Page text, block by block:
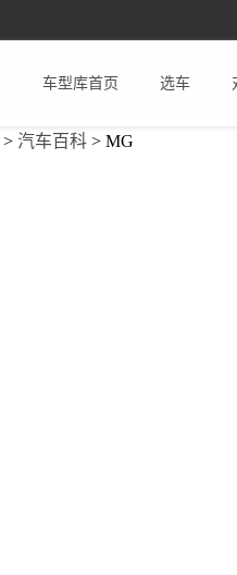
车型库首页 选车
> 汽车百科 > MG